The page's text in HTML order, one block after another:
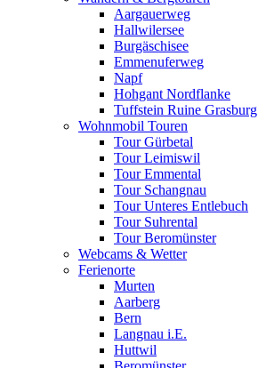
Aargauerweg
Hallwilersee
Burgäschisee
Emmenuferweg
Napf
Hohgant Nordflanke
Tuffstein Ruine Grasburg
Wohnmobil Touren
Tour Gürbetal
Tour Leimiswil
Tour Emmental
Tour Schangnau
Tour Unteres Entlebuch
Tour Suhrental
Tour Beromünster
Webcams & Wetter
Ferienorte
Murten
Aarberg
Bern
Langnau i.E.
Huttwil